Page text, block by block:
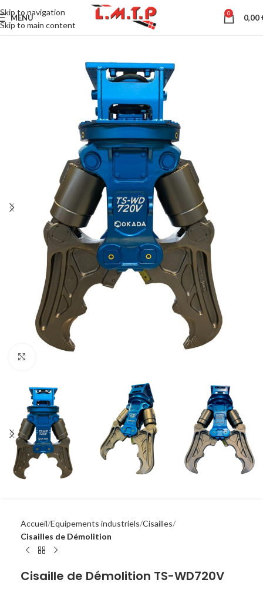
Skip to navigation
Skip to main content
MENU 0 0,00
Accueil Equipements industriels Cisailles
Cisailles de Démolition
Cisaille de Démolition TS-WD720V